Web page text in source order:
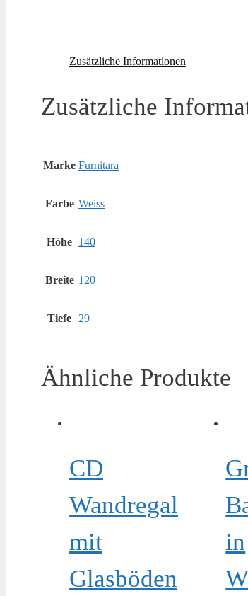
Zusätzliche Informationen
Zusätzliche
Marke Furnitara
Farbe Weiss
Höhe 140
Breite 120
Tiefe 29
Ähnliche Produkte
CD
Wandregal
mit
Glasböden
in